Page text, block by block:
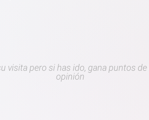
visita pero si has ido, gana puntos
opinión